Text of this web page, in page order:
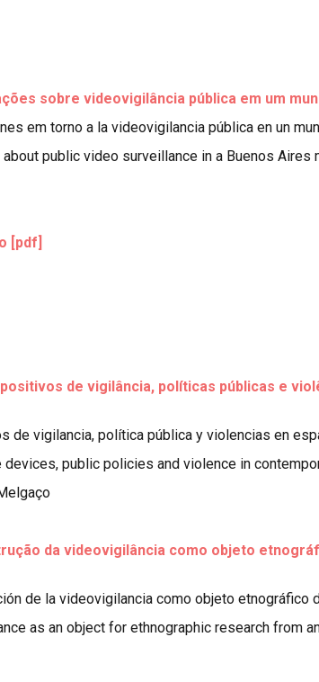
sobre videovigilância pública em um
em torno a la videovigilancia pública en un
public video surveillance in a Buenos Aires
[pdf]
de vigilância, políticas públicas e
vigilancia, política pública y violencias en
public policies and violence in
da videovigilância como objeto
de la videovigilancia como objeto etnográfico
as an object for ethnographic research from